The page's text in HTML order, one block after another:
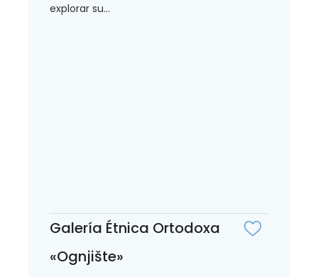
explorar su...
Galería Étnica Ortodoxa
«Ognjište»